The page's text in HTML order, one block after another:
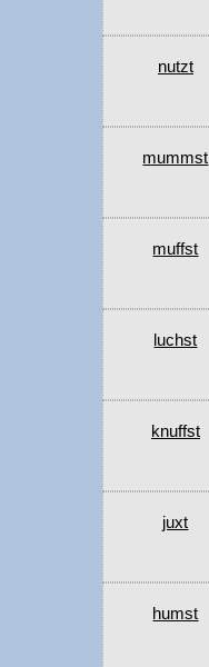
nutzt
mummst
muffst
luchst
knuffst
juxt
humst